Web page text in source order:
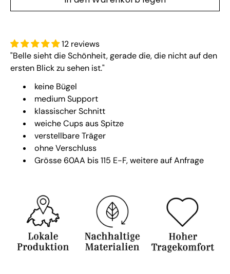
12 reviews
"Belle sieht die Schönheit, gerade die, die nicht auf den
ersten Blick zu sehen ist."
keine Bügel
medium Support
klassischer Schnitt
weiche Cups aus Spitze
verstellbare Träger
ohne Verschluss
Grösse 60AA bis 115 E-F, weitere auf Anfrage